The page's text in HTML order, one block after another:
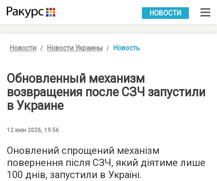
УКР РУС
НОВОСТИ
Новости Новости Украины Новость
Обновленный механизм
возвращения после СЗЧ запустили
в Украине
12 июн 2026, 19:56
Оновлений спрощений механізм
повернення після СЗЧ, який діятиме лише
100 днів, запустили в Україні.